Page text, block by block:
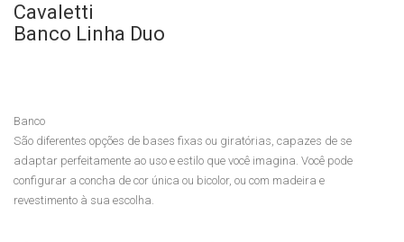
Cavaletti
Banco Linha Duo
Banco
São diferentes opções de bases fixas ou giratórias, capazes de se
adaptar perfeitamente ao uso e estilo que você imagina. Você pode
configurar a concha de cor única ou bicolor, ou com madeira e
revestimento à sua escolha.